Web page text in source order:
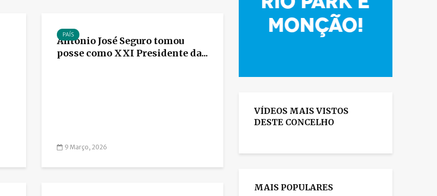
PAÍS
António José Seguro tomou
posse como XXI Presidente da...
9 Março, 2026
VÍDEOS MAIS VISTOS
DESTE CONCELHO
MAIS POPULARES